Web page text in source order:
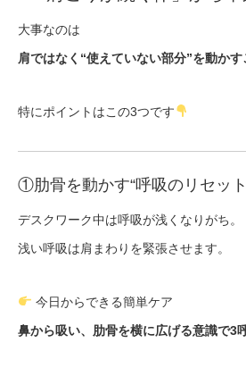
大事なのは
肩ではなく“使えていない部分”を動かす
特にポイントはこの3つです
①肋骨を動かす“呼吸のリセッ
デスクワーク中は呼吸が浅くなりがち。
浅い呼吸は肩まわりを緊張させます。
今日からできる簡単ケア
鼻から吸い、肋骨を横に広げる意識で3呼